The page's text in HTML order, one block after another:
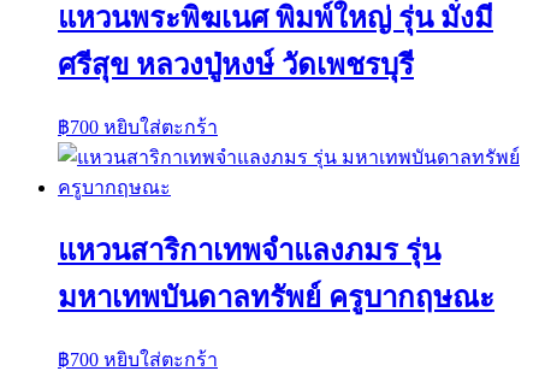
แหวนพระพิฆเนศ พิมพ์ใหญ่ รุ่น มั่งมี
ศรีสุข หลวงปู่หงษ์ วัดเพชรบุรี
฿700 หยิบใส่ตะกร้า
แหวนสาริกาเทพจำแลงภมร รุ่น
มหาเทพบันดาลทรัพย์ ครูบากฤษณะ
฿700 หยิบใส่ตะกร้า